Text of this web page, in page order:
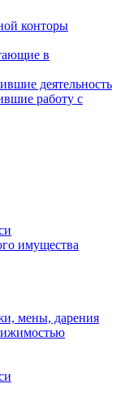
конторы
в
деятельность
работу с
имущества
мены, дарения